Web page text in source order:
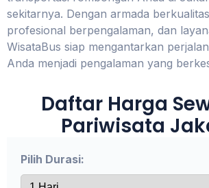
sekitarnya. Dengan armada
profesional berpengalaman, dan
WisataBus siap mengantarkan
Anda menjadi pengalaman yang
Daftar Harga
Pariwisata
Pilih Durasi: